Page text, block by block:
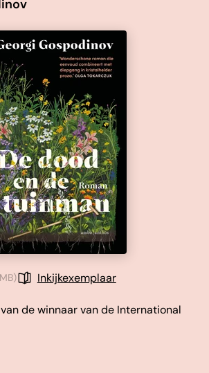
Inkijkexemplaar
de winnaar van de International